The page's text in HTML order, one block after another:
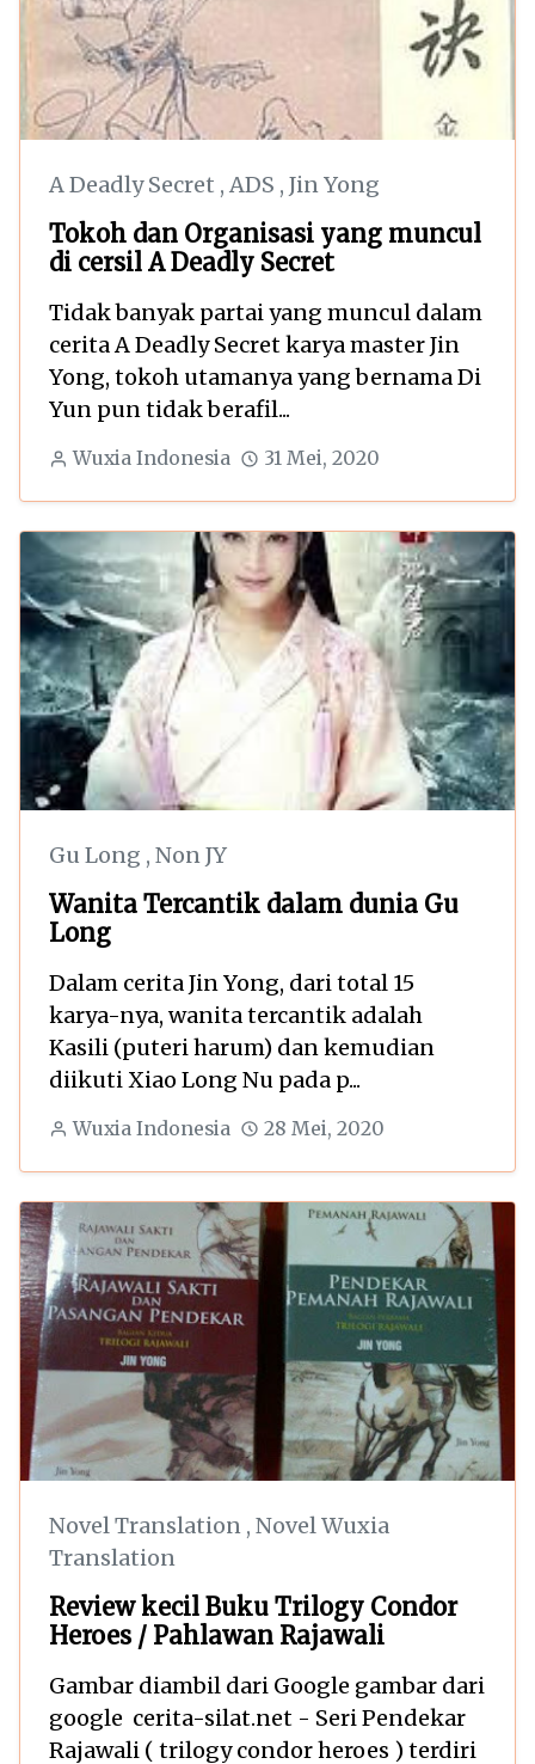
A Deadly Secret , ADS , Jin Yong
Tokoh dan Organisasi yang muncul
di cersil A Deadly Secret
Tidak banyak partai yang muncul dalam
cerita A Deadly Secret karya master Jin
Yong, tokoh utamanya yang bernama Di
Yun pun tidak berafil...
Wuxia Indonesia 31 Mei, 2020
Gu Long , Non JY
Wanita Tercantik dalam dunia Gu
Long
Dalam cerita Jin Yong, dari total 15
karya-nya, wanita tercantik adalah
Kasili (puteri harum) dan kemudian
diikuti Xiao Long Nu pada p...
Wuxia Indonesia 28 Mei, 2020
Novel Translation , Novel Wuxia
Translation
Review kecil Buku Trilogy Condor
Heroes / Pahlawan Rajawali
Gambar diambil dari Google gambar dari
google cerita-silat.net - Seri Pendekar
Rajawali ( trilogy condor heroes ) terdiri